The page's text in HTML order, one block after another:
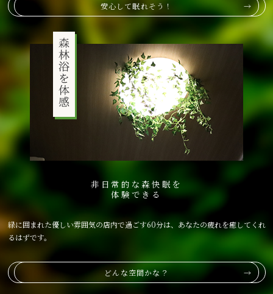
安心して眠れそう！
非日常的な森快眠を
体験できる
緑に囲まれた優しい雰囲気の店内で過ごす60分は、あなたの疲れを癒してくれ
るはずです。
どんな空間かな？